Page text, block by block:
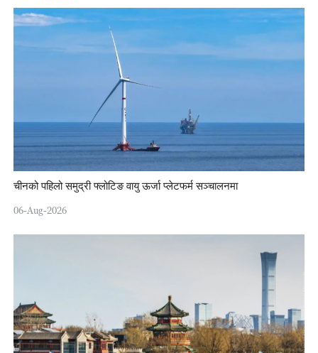
चीनको पहिलो समुद्री फ्लोटिङ वायु ऊर्जा प्लेटफर्म सञ्चालनमा
06-Aug-2026